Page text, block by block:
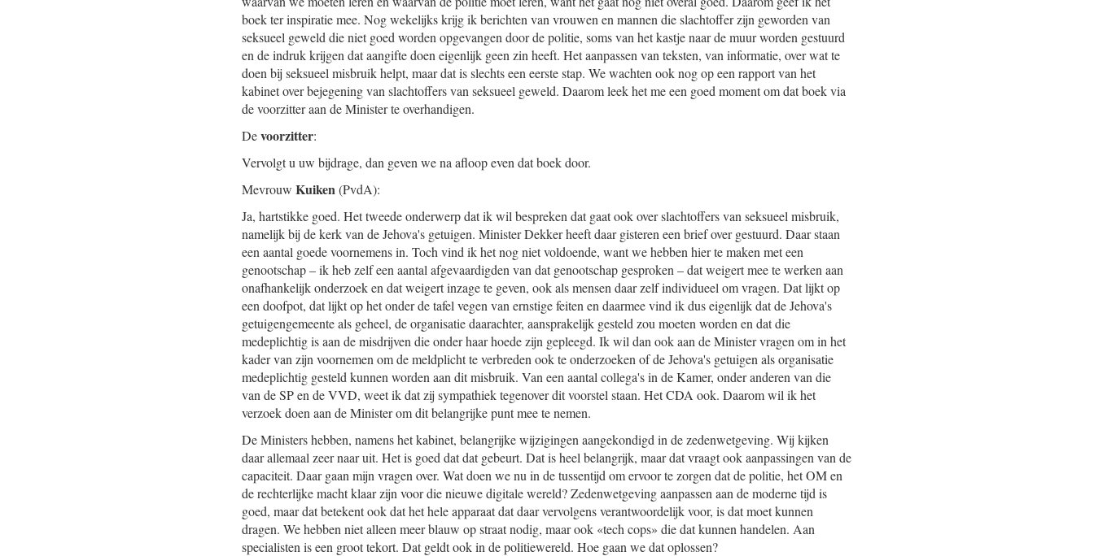
boek ter inspiratie mee. Nog wekelijks krijg ik berichten van vrouwen en mannen die slachtoffer zijn geworden van
seksueel geweld die niet goed worden opgevangen door de politie, soms van het kastje naar de muur worden gestuurd
en de indruk krijgen dat aangifte doen eigenlijk geen zin heeft. Het aanpassen van teksten, van informatie, over wat te
doen bij seksueel misbruik helpt, maar dat is slechts een eerste stap. We wachten ook nog op een rapport van het
kabinet over bejegening van slachtoffers van seksueel geweld. Daarom leek het me een goed moment om dat boek via
de voorzitter aan de Minister te overhandigen.
Devoorzitter:
Vervolgt u uw bijdrage, dan geven we na afloop even dat boek door.
Mevrouw Kuiken(PvdA):
Ja, hartstikke goed. Het tweede onderwerp dat ik wil bespreken dat gaat ook over slachtoffers van seksueel misbruik,
namelijk bij de kerk van de Jehova's getuigen. Minister Dekker heeft daar gisteren een brief over gestuurd. Daar staan
een aantal goede voornemens in. Toch vind ik het nog niet voldoende, want we hebben hier te maken met een
genootschap – ik heb zelf een aantal afgevaardigden van dat genootschap gesproken – dat weigert mee te werken aan
onafhankelijk onderzoek en dat weigert inzage te geven, ook als mensen daar zelf individueel om vragen. Dat lijkt op
een doofpot, dat lijkt op het onder de tafel vegen van ernstige feiten en daarmee vind ik dus eigenlijk dat de Jehova's
getuigengemeente als geheel, de organisatie daarachter, aansprakelijk gesteld zou moeten worden en dat die
medeplichtig is aan de misdrijven die onder haar hoede zijn gepleegd. Ik wil dan ook aan de Minister vragen om in het
kader van zijn voornemen om de meldplicht te verbreden ook te onderzoeken of de Jehova's getuigen als organisatie
medeplichtig gesteld kunnen worden aan dit misbruik. Van een aantal collega's in de Kamer, onder anderen van die
van de SP en de VVD, weet ik dat zij sympathiek tegenover dit voorstel staan. Het CDA ook. Daarom wil ik het
verzoek doen aan de Minister om dit belangrijke punt mee te nemen.
De Ministers hebben, namens het kabinet, belangrijke wijzigingen aangekondigd in de zedenwetgeving. Wij kijken
daar allemaal zeer naar uit. Het is goed dat dat gebeurt. Dat is heel belangrijk, maar dat vraagt ook aanpassingen van de
capaciteit. Daar gaan mijn vragen over. Wat doen we nu in de tussentijd om ervoor te zorgen dat de politie, het OM en
de rechterlijke macht klaar zijn voor die nieuwe digitale wereld? Zedenwetgeving aanpassen aan de moderne tijd is
goed, maar dat betekent ook dat het hele apparaat dat daar vervolgens verantwoordelijk voor, is dat moet kunnen
dragen. We hebben niet alleen meer blauw op straat nodig, maar ook «tech cops» die dat kunnen handelen. Aan
specialisten is een groot tekort. Dat geldt ook in de politiewereld. Hoe gaan we dat oplossen?